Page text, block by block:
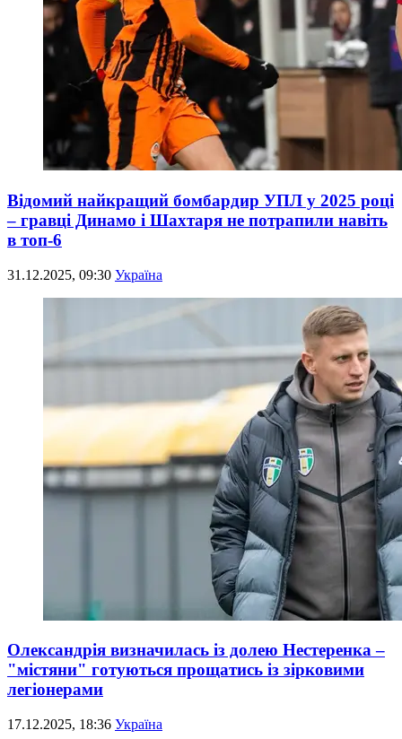
Відомий найкращий бомбардир УПЛ у 2025 році
– гравці Динамо і Шахтаря не потрапили навіть
в топ-6
31.12.2025, 09:30 Україна
Олександрія визначилась із долею Нестеренка –
"містяни" готуються прощатись із зірковими
легіонерами
17.12.2025, 18:36 Україна